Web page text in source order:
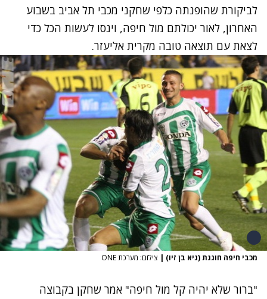
לביקורת שהופנתה כלפי שחקני מכבי תל אביב בשבוע
האחרון, לאור יכולתם מול חיפה, וינסו לעשות הכל כדי
לצאת עם תוצאה טובה מקרית אליעזר.
מכבי חיפה חוגגת (גיא בן זיו) | צילום: מערכת ONE
"ברור שלא יהיה קל מול חיפה" אמר שחקן בקבוצה